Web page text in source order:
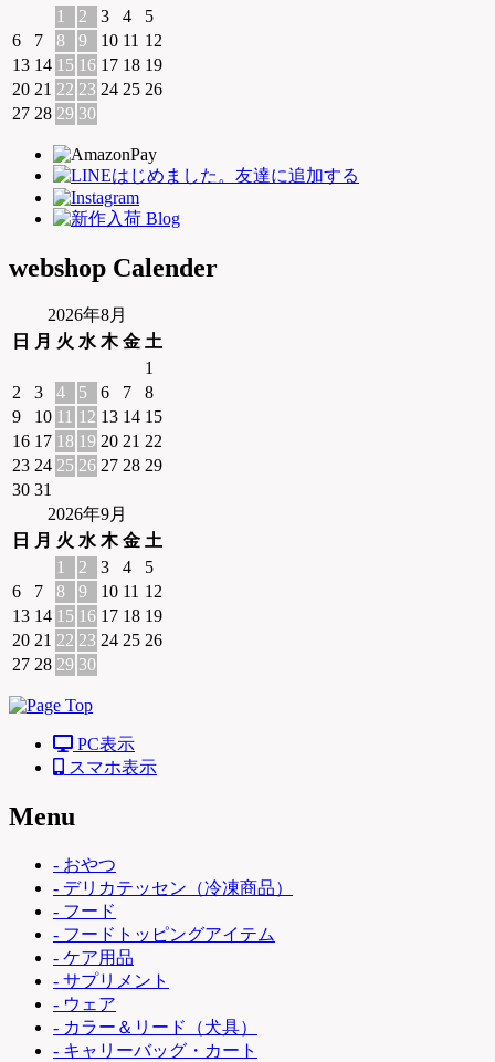
1
2 3 4
5
6
7 8 9 10 11 12
13 14 15 16 17 18 19
20 21 22 23 24 25 26
27 28 29 30
webshop Calender
2026年8月
日 月 火 水 木 金 土
1
2
3 4 5 6 7
8
9
10 11 12 13 14 15
16 17 18 19 20 21 22
23 24 25 26 27 28 29
30 31
2026年9月
日 月 火 水 木 金 土
1
2 3 4
5
6
7 8 9 10 11 12
13 14 15 16 17 18 19
20 21 22 23 24 25 26
27 28 29 30
PC表示
スマホ表示
Menu
- おやつ
- デリカテッセン（冷凍商品）
- フード
- フードトッピングアイテム
- ケア用品
- サプリメント
- ウェア
- カラー＆リード（犬具）
- キャリーバッグ・カート